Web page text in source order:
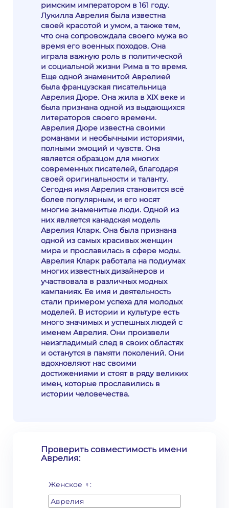
римским императором в 161 году.
Лукилла Аврелия была известна
своей красотой и умом, а также тем,
что она сопровождала своего мужа во
время его военных походов. Она
играла важную роль в политической
и социальной жизни Рима в то время.
Еще одной знаменитой Аврелией
была французская писательница
Аврелия Дюре. Она жила в XIX веке и
была признана одной из выдающихся
литераторов своего времени.
Аврелия Дюре известна своими
романами и необычными историями,
полными эмоций и чувств. Она
является образцом для многих
современных писателей, благодаря
своей оригинальности и таланту.
Сегодня имя Аврелия становится всё
более популярным, и его носят
многие знаменитые люди. Одной из
них является канадская модель
Аврелия Кларк. Она была признана
одной из самых красивых женщин
мира и прославилась в сфере моды.
Аврелия Кларк работала на подиумах
многих известных дизайнеров и
участвовала в различных модных
кампаниях. Ее имя и деятельность
стали примером успеха для молодых
моделей. В истории и культуре есть
много значимых и успешных людей с
именем Аврелия. Они произвели
неизгладимый след в своих областях
и останутся в памяти поколений. Они
вдохновляют нас своими
достижениями и стоят в ряду великих
имен, которые прославились в
истории человечества.
Проверить совместимость имени
Аврелия:
Женское ♀: